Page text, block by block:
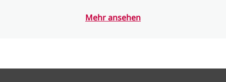
Mehr ansehen